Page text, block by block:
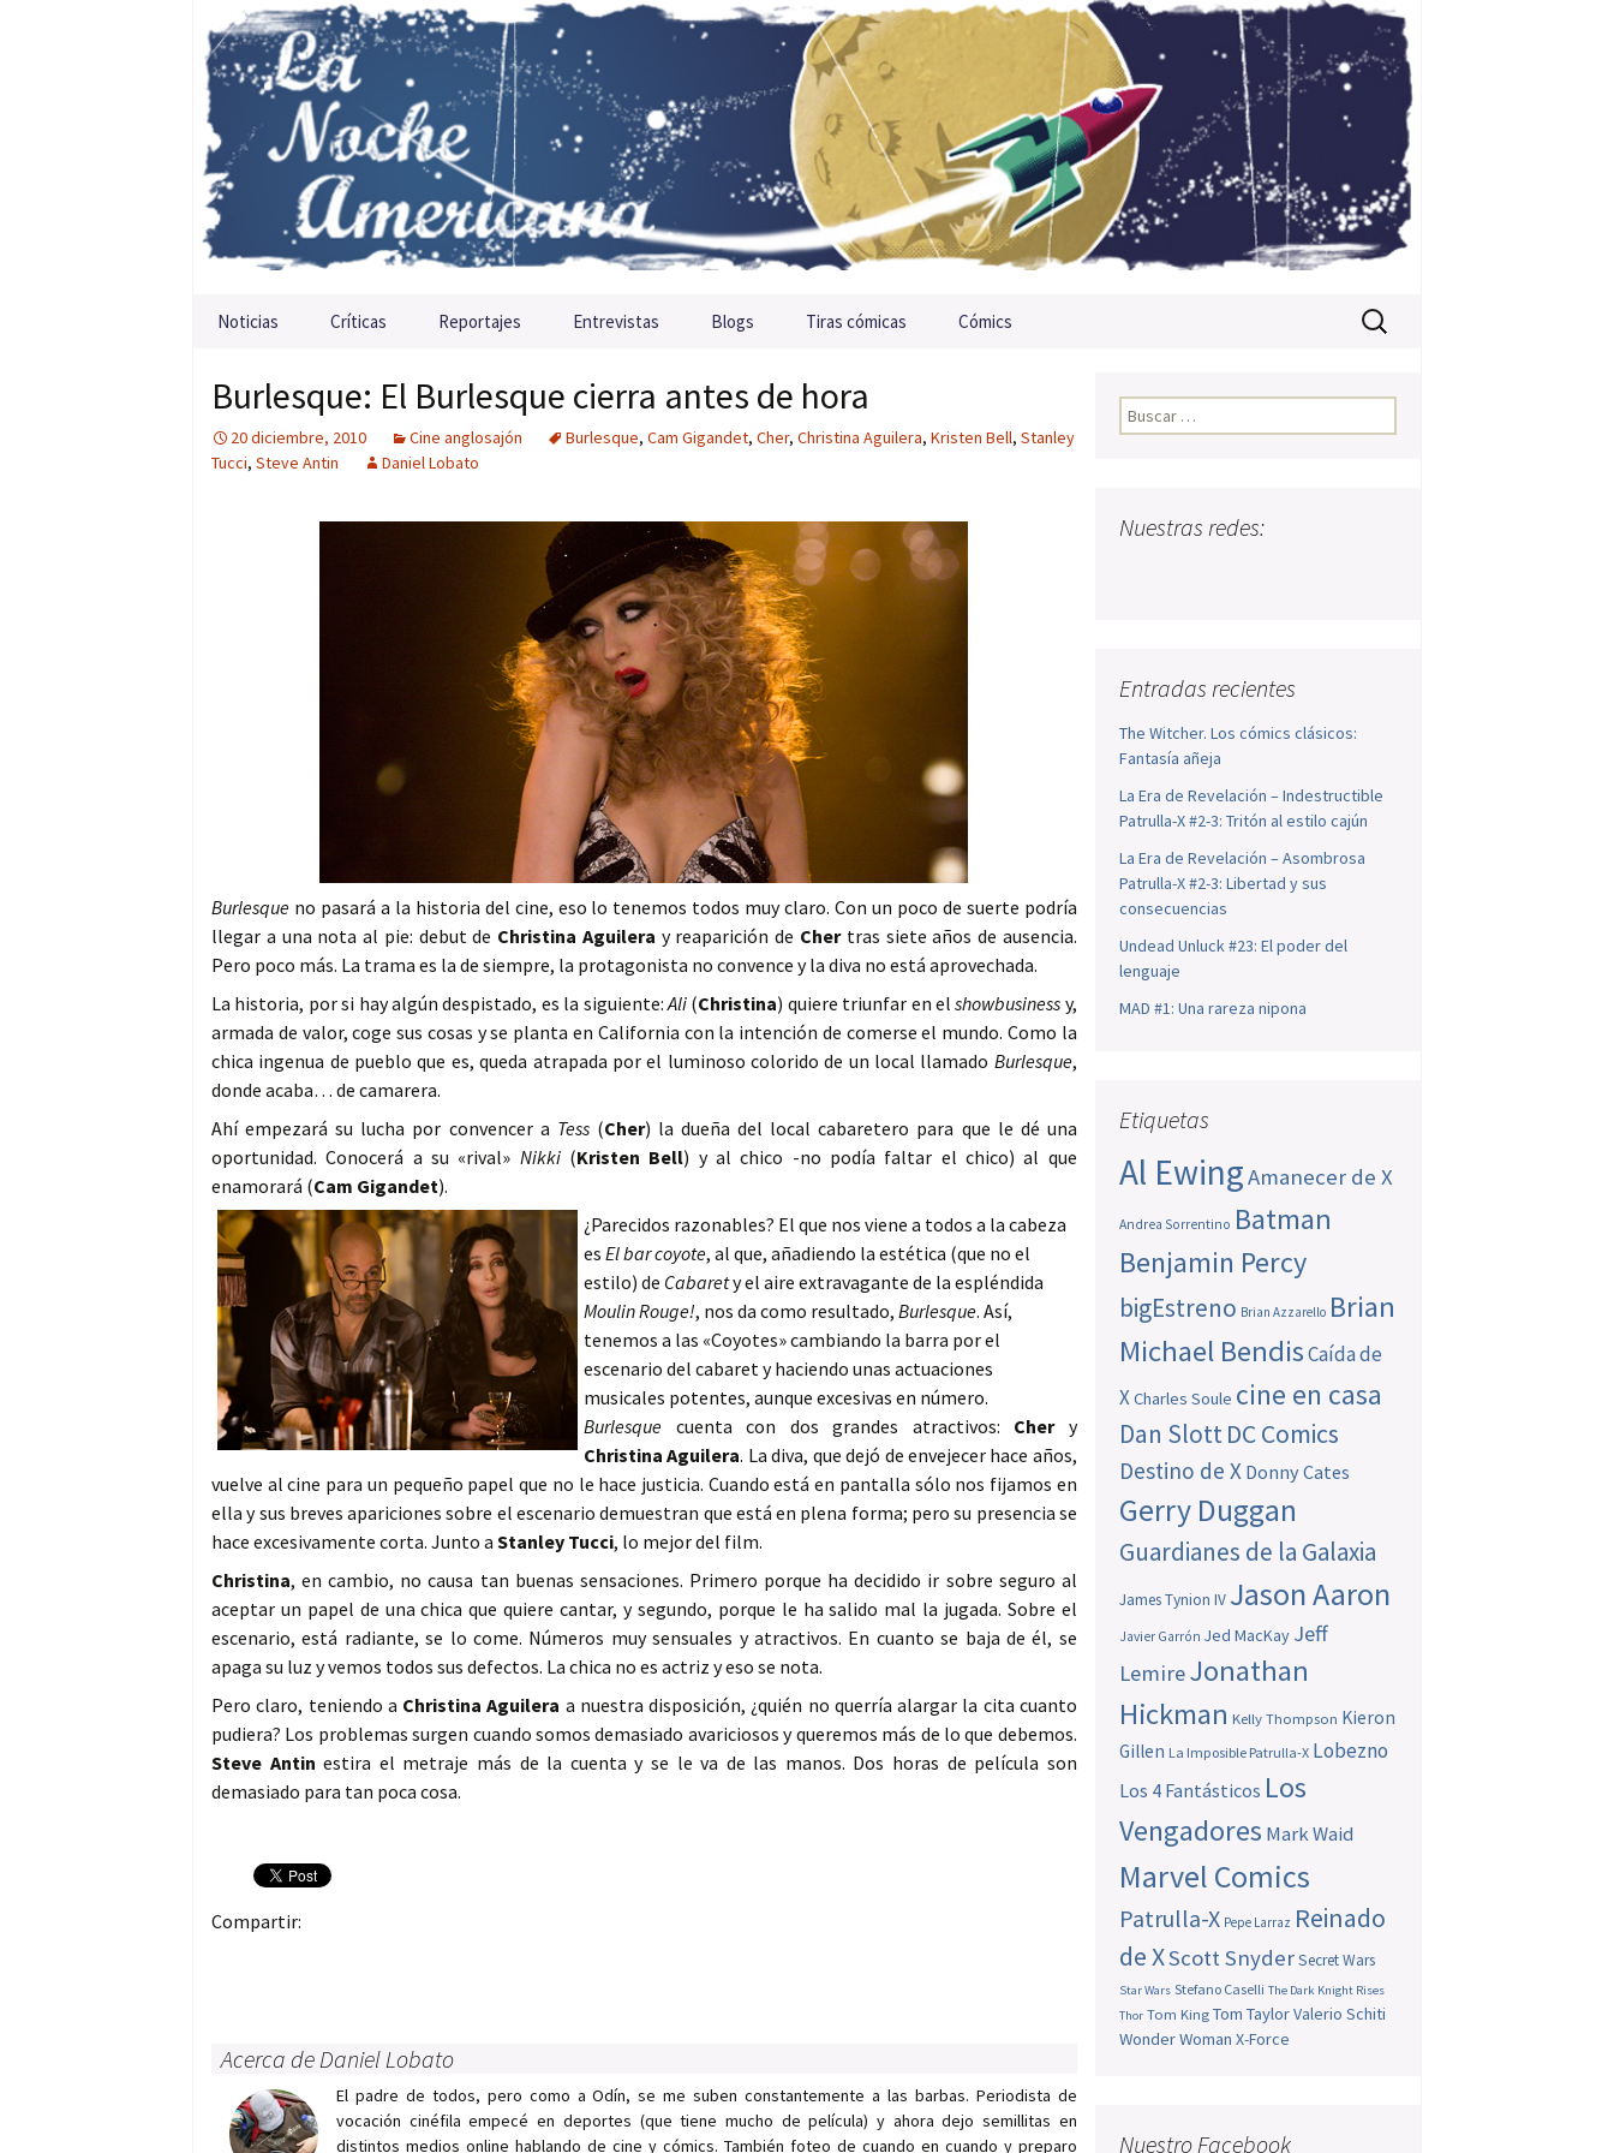
Saltar al contenido
Noticias Críticas Reportajes Entrevistas Blogs Tiras cómicas Cómics Buscar:
Burlesque: El Burlesque cierra antes de hora
20 diciembre, 2010 Cine anglosajón Burlesque, Cam Gigandet, Cher, Christina Aguilera, Kristen Bell, Stanley
Tucci, Steve Antin Daniel Lobato
Burlesque no pasará a la historia del cine, eso lo tenemos todos muy claro. Con un poco de suerte podría
llegar a una nota al pie: debut de Christina Aguilera y reaparición de Chertras siete años de ausencia.
Pero poco más. La trama es la de siempre, la protagonista no convence y la diva no está aprovechada.
La historia, por si hay algún despistado, es la siguiente:Ali (Christina) quiere triunfar en elshowbusiness y,
armada de valor, coge sus cosas y se planta en California con la intención de comerse el mundo. Como la
chica ingenua de pueblo que es, queda atrapada por el luminoso colorido de un local llamado Burlesque,
donde acaba… de camarera.
Ahí empezará su lucha por convencer a Tess(Cher) la dueña del local cabaretero para que le dé una
oportunidad. Conocerá a su «rival» Nikki(Kristen Bell) y al chico -no podía faltar el chico) al que
enamorará (Cam Gigandet).
¿Parecidos razonables? El que nos viene a todos a la cabeza
es El bar coyote, al que, añadiendo la estética (que no el
estilo) de Cabarety el aire extravagante de la espléndida
Moulin Rouge!, nos da como resultado, Burlesque. Así,
tenemos a las «Coyotes» cambiando la barra por el
escenario del cabaret y haciendo unas actuaciones
musicales potentes, aunque excesivas en número.
Burlesque cuenta con dos grandes atractivos: Chery
Christina Aguilera. La diva, que dejó de envejecer hace años,
vuelve al cine para un pequeño papel que no le hace justicia. Cuando está en pantalla sólo nos fijamos en
ella y sus breves apariciones sobre el escenario demuestran que está en plena forma; pero su presencia se
hace excesivamente corta. Junto a Stanley Tucci, lo mejor del film.
Christina, en cambio, no causa tan buenas sensaciones. Primero porque ha decidido ir sobre seguro al
aceptar un papel de una chica que quiere cantar, y segundo, porque le ha salido mal la jugada. Sobre el
escenario, está radiante, se lo come. Números muy sensuales y atractivos. En cuanto se baja de él, se
apaga su luz y vemos todos sus defectos. La chica no es actriz y eso se nota.
Pero claro, teniendo a Christina Aguilera a nuestra disposición, ¿quién no querría alargar la cita cuanto
pudiera? Los problemas surgen cuando somos demasiado avariciosos y queremos más de lo que debemos.
Steve Antin estira el metraje más de la cuenta y se le va de las manos. Dos horas de película son
demasiado para tan poca cosa.
Compartir:
Acerca de Daniel Lobato
El padre de todos, pero como a Odín, se me suben constantemente a las barbas. Periodista de
vocación cinéfila empecé en deportes (que tiene mucho de película) y ahora dejo semillitas en
distintos medios online hablando de cine y cómics. También foteo de cuando en cuando y preparo
Buscar:
Nuestras redes:
Entradas recientes
The Witcher. Los cómics clásicos:
Fantasía añeja
La Era de Revelación – Indestructible
Patrulla-X #2-3: Tritón al estilo cajún
La Era de Revelación – Asombrosa
Patrulla-X #2-3: Libertad y sus
consecuencias
Undead Unluck #23: El poder del
lenguaje
MAD #1: Una rareza nipona
Etiquetas
Al EwingAmanecer de X
Andrea Sorrentino Batman
Benjamin Percy
bigEstreno Brian Azzarello Brian
Michael BendisCaída de
XCharles Soule cine en casa
Dan SlottDC Comics
Destino de X Donny Cates
Gerry Duggan
Guardianes de la Galaxia
James Tynion IV Jason Aaron
Javier Garrón Jed MacKay Jeff
LemireJonathan
Hickman Kelly Thompson Kieron
Gillen La Imposible Patrulla-X Lobezno
Los 4 Fantásticos Los
Vengadores Mark Waid
Marvel Comics
Patrulla-X Pepe Larraz Reinado
de XScott SnyderSecret Wars
Star Wars Stefano Caselli The Dark Knight Rises
Thor Tom King Tom TaylorValerio Schiti
Wonder Woman X-Force
Nuestro Facebook